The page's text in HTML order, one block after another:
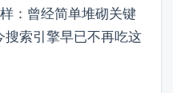
：曾经简单堆砌关键
索引擎早已不再吃这